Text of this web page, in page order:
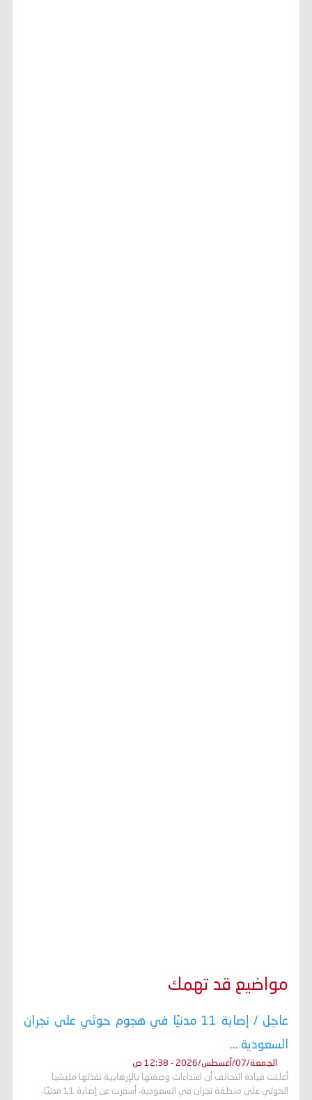
مواضيع قد تهمك
عاجل / إصابة 11 مدنيًا في هجوم حوثي على نجران
السعودية ...
الجمعة/07/أغسطس/2026 - 12:38 ص
أعلنت قيادة التحالف أن اعتداءات وصفتها بالإرهابية نفذتها مليشيا
الحوثي على منطقة نجران في السعودية، أسفرت عن إصابة 11 مدنيًا،